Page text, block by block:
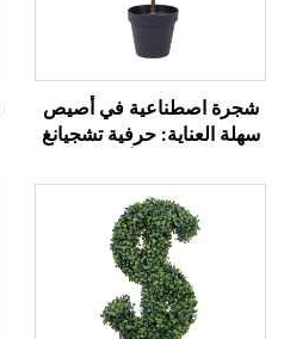
شجرة اصطناعية في أصيص
سهلة العناية: حرفية تشجيانغ